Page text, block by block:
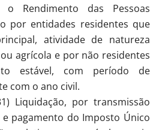
Rendimento das Pessoas
por entidades residentes que
atividade de natureza
agrícola e por não residentes
estável, com período de
com o ano civil.
Liquidação, por transmissão
pagamento do Imposto Único